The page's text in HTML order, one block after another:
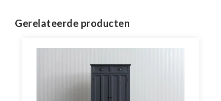
Gerelateerde producten